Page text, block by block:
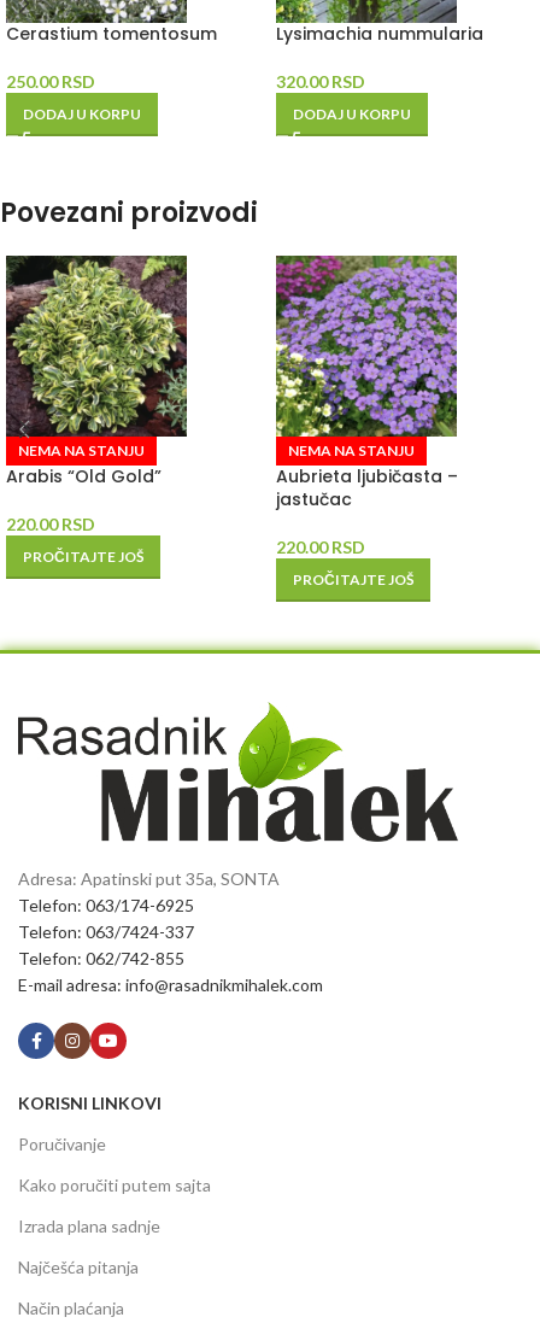
Cerastium tomentosum
250.00RSD
DODAJ U KORPU
Lysimachia nummularia
320.00RSD
DODAJ U KORPU
Povezani proizvodi
NEMA NA STANJU
Arabis “Old Gold”
220.00RSD
PROČITAJTE JOŠ
NEMA NA STANJU
Aubrieta ljubičasta –
jastučac
220.00RSD
PROČITAJTE JOŠ
Adresa: Apatinski put 35a, SONTA
Telefon: 063/174-6925
Telefon: 063/7424-337
Telefon: 062/742-855
E-mail adresa: info@rasadnikmihalek.com
KORISNI LINKOVI
Poručivanje
Kako poručiti putem sajta
Izrada plana sadnje
Najčešća pitanja
Način plaćanja